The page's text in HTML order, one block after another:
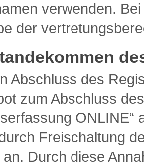
verwenden.
der
Abschluss des
zum Abschluss
ONLINE“
Freischaltung
an. Durch diese